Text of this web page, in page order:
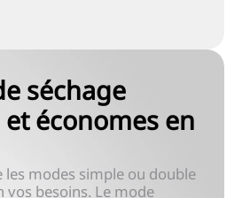
séchage
économes en
les modes simple ou double
vos besoins. Le mode